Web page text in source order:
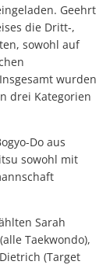
Geehrt
die Dritt-,
sowohl auf
wurden
drei Kategorien
Do aus
sowohl mit
Sarah
Taekwondo),
(Target